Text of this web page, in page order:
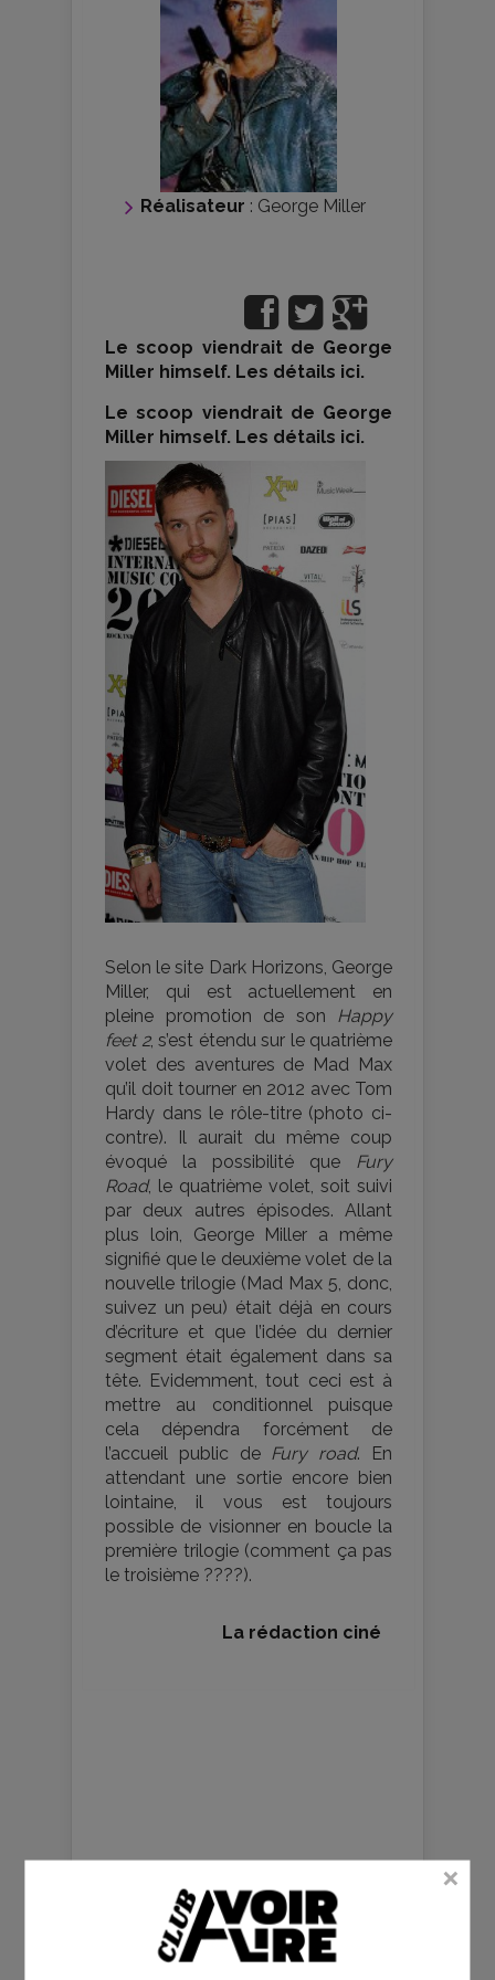
Réalisateur : George Miller
Le scoop viendrait de George
Miller himself. Les détails ici.
Le scoop viendrait de George
Miller himself. Les détails ici.
Selon le site Dark Horizons, George
Miller, qui est actuellement en
pleine promotion de son Happy
feet 2, s’est étendu sur le quatrième
volet des aventures de Mad Max
qu’il doit tourner en 2012 avec Tom
Hardy dans le rôle-titre (photo ci-
contre). Il aurait du même coup
évoqué la possibilité que Fury
Road, le quatrième volet, soit suivi
par deux autres épisodes. Allant
plus loin, George Miller a même
signifié que le deuxième volet de la
nouvelle trilogie (Mad Max 5, donc,
suivez un peu) était déjà en cours
d’écriture et que l’idée du dernier
segment était également dans sa
tête. Evidemment, tout ceci est à
mettre au conditionnel puisque
cela dépendra forcément de
l’accueil public de Fury road. En
attendant une sortie encore bien
lointaine, il vous est toujours
possible de visionner en boucle la
première trilogie (comment ça pas
le troisième ????).
La rédaction ciné
GALERIE PHOTOS